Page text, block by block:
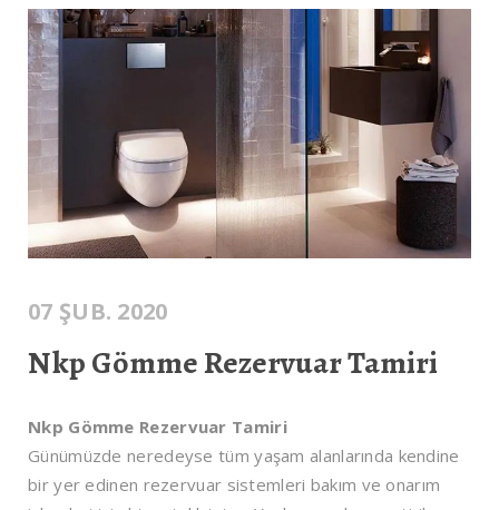
07 ŞUB. 2020
Nkp Gömme Rezervuar Tamiri
Nkp Gömme Rezervuar Tamiri
Günümüzde neredeyse tüm yaşam alanlarında kendine
bir yer edinen rezervuar sistemleri bakım ve onarım